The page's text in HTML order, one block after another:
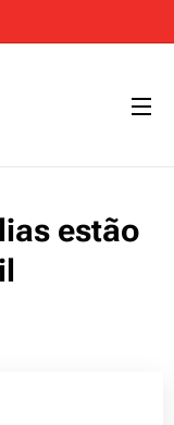
estão